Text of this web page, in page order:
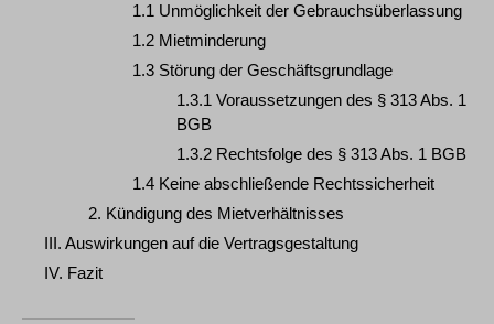
1.1 Unmöglichkeit der Gebrauchsüberlassung
1.2 Mietminderung
1.3 Störung der Geschäftsgrundlage
1.3.1 Voraussetzungen des § 313 Abs. 1
BGB
1.3.2 Rechtsfolge des § 313 Abs. 1 BGB
1.4 Keine abschließende Rechtssicherheit
2. Kündigung des Mietverhältnisses
III. Auswirkungen auf die Vertragsgestaltung
IV. Fazit